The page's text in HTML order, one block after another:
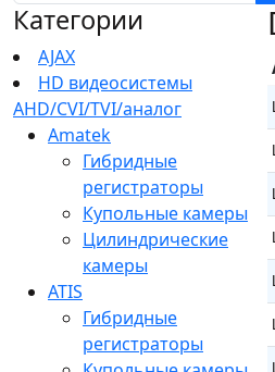
Категории
AJAX
HD видеосистемы
AHD/CVI/TVI/аналог
Amatek
Гибридные
регистраторы
Купольные камеры
Цилиндрические
камеры
ATIS
Гибридные
регистраторы